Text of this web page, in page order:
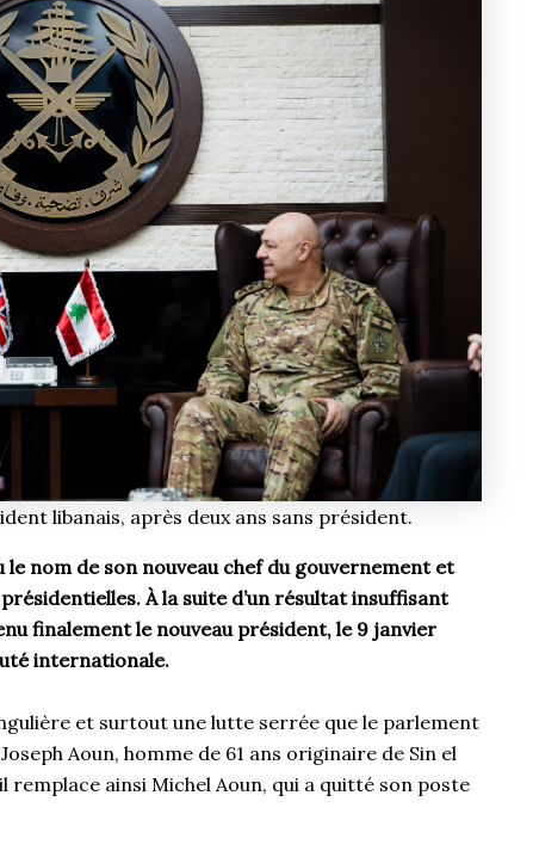
libanais, après deux ans sans président.
nom de son nouveau chef du gouvernement et
À la suite d’un résultat insuffisant
finalement le nouveau président, le 9 janvier
internationale.
et surtout une lutte serrée que le parlement
Aoun, homme de 61 ans originaire de Sin el
remplace ainsi Michel Aoun, qui a quitté son poste